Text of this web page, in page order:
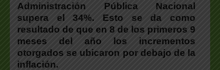
Administración Pública Nacional
supera el 34%. Esto se da como
resultado de que en 8 de los primeros 9
meses del año los incrementos
otorgados se ubicaron por debajo de la
inflación.